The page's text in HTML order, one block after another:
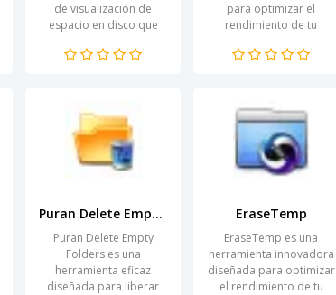
de visualización de
espacio en disco que
comprender y gestionar
para optimizar el
rendimiento de tu
libre de archivos
espacio...
Puran Delete Empty Folders
Puran Delete Empty
Folders es una
herramienta eficaz
diseñada para liberar
EraseTemp
EraseTemp es una
herramienta innovadora
diseñada para optimizar
el rendimiento de tu